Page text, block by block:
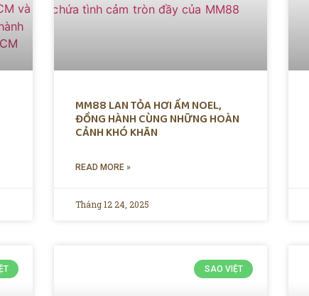
MM88 LAN TỎA HƠI ẤM NOEL,
ĐỒNG HÀNH CÙNG NHỮNG HOÀN
CẢNH KHÓ KHĂN
READ MORE »
Tháng 12 24, 2025
SAO VIỆT